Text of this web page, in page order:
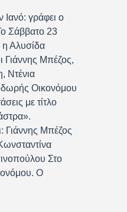
Ιανό: γράφει ο
Σάββατο 23
η Αλυσίδα
Γιάννης Μπέζος,
Ντένια
Οικονόμου
με τίτλο
Γιάννης Μπέζος
Στο
Ο